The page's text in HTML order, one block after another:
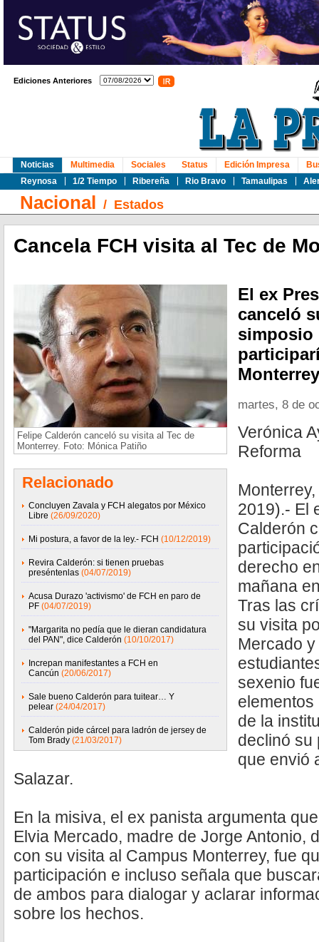
Ediciones Anteriores
Noticias
Reynosa
1/2 Tiempo Ribereña Rio Bravo Tamaulipas
Multimedia Sociales Status Edición Impresa
Nacional / Estados
Cancela FCH visita al Tec de
Felipe Calderón canceló su visita al Tec de
Monterrey. Foto: Mónica Patiño
Relacionado
Concluyen Zavala y FCH alegatos por México
Libre (26/09/2020)
Mi postura, a favor de la ley.- FCH (10/12/2019)
Revira Calderón: si tienen pruebas
preséntenlas (04/07/2019)
Acusa Durazo 'activismo' de FCH en paro de
PF (04/07/2019)
"Margarita no pedía que le dieran candidatura
del PAN", dice Calderón (10/10/2017)
Increpan manifestantes a FCH en
Cancún (20/06/2017)
Sale bueno Calderón para tuitear… Y
pelear (24/04/2017)
Calderón pide cárcel para ladrón de jersey de
Tom Brady (21/03/2017)
El ex
canceló
simposio
martes, 8 de
Verónica
Reforma
2019).- El
Calderón
derecho
mañana
Tras las
su visita
Mercado
sexenio
de la
declinó su
que envió
Salazar.
En la misiva, el ex panista argumenta
Elvia Mercado, madre de Jorge Antonio,
con su visita al Campus Monterrey, fue
participación e incluso señala que
de ambos para dialogar y aclarar
sobre los hechos.